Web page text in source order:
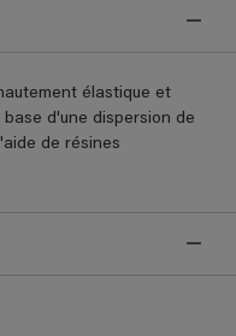
élastique et
d'une dispersion de
de résines